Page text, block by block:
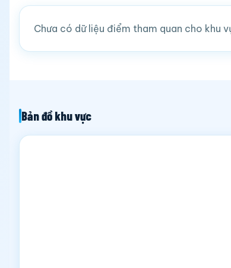
Chưa có dữ liệu điểm tham quan cho khu
Bản đồ khu vực